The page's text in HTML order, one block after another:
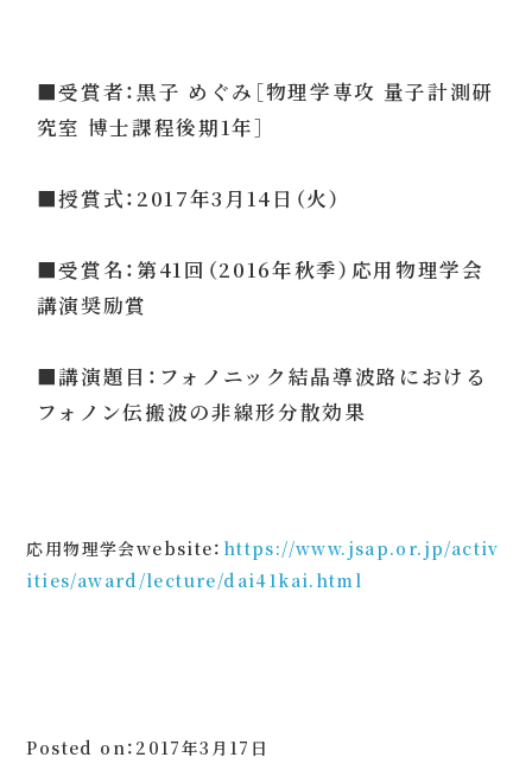
■受賞者：黒子 めぐみ［物理学専攻 量子計測研
究室 博士課程後期1年］
■授賞式：2017年3月14日（火）
■受賞名：第41回（2016年秋季）応用物理学会
講演奨励賞
■講演題目：フォノニック結晶導波路における
フォノン伝搬波の非線形分散効果
応用物理学会website： https://www.jsap.or.jp/activ
ities/award/lecture/dai41kai.html
Posted on：2017年3月17日